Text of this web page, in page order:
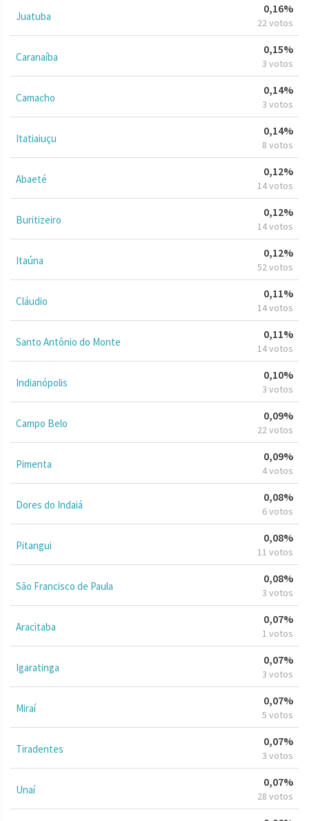
Juatuba
0,16%
22 votos
Caranaíba
0,15%
3 votos
Camacho
0,14%
3 votos
Itatiaiuçu
0,14%
8 votos
Abaeté
0,12%
14 votos
Buritizeiro
0,12%
14 votos
Itaúna
0,12%
52 votos
Cláudio
0,11%
14 votos
Santo Antônio do Monte
0,11%
14 votos
Indianópolis
0,10%
3 votos
Campo Belo
0,09%
22 votos
Pimenta
0,09%
4 votos
Dores do Indaiá
0,08%
6 votos
Pitangui
0,08%
11 votos
São Francisco de Paula
0,08%
3 votos
Aracitaba
0,07%
1 votos
Igaratinga
0,07%
3 votos
Miraí
0,07%
5 votos
Tiradentes
0,07%
3 votos
Unaí
0,07%
28 votos